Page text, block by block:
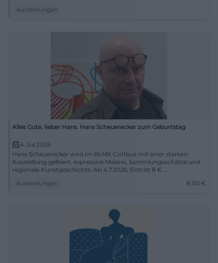
Ausstellungen
Alles Gute, lieber Hans. Hans Scheuerecker zum Geburtstag
4. Jul 2026
Hans Scheuerecker wird im BLMK Cottbus mit einer starken
Ausstellung gefeiert: expressive Malerei, Sammlungsschätze und
regionale Kunstgeschichte. Ab 4.7.2026, Eintritt 8 €.
Ausstellungen
8,00 €